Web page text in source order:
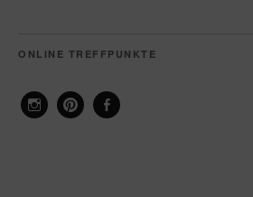
ONLINE TREFFPUNKTE